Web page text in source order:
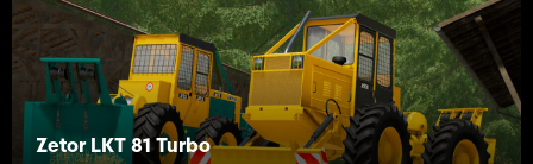
Zetor LKT 81 Turbo